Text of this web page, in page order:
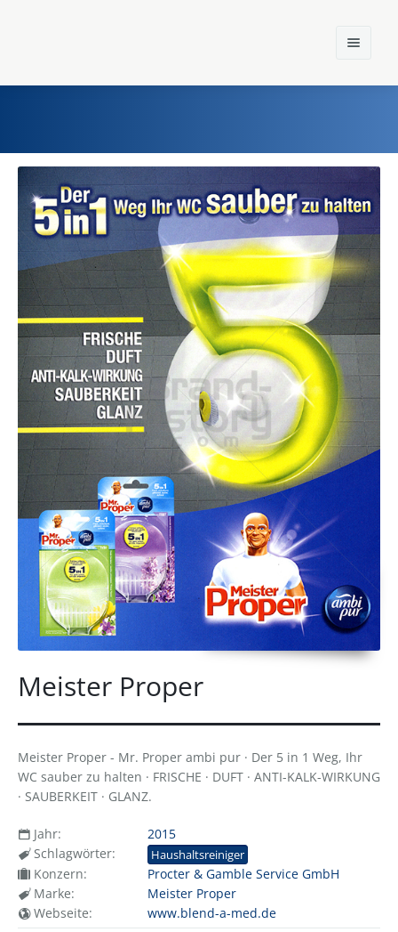
Home
Einst und Heute
Marken
Konzerne
Epoche
Meister Proper
Meister Proper - Mr. Proper ambi pur · Der 5 in 1 Weg, Ihr
WC sauber zu halten · FRISCHE · DUFT · ANTI-KALK-WIRKUNG
· SAUBERKEIT · GLANZ.
Jahr:
2015
Schlagwörter:
Haushaltsreiniger
Konzern:
Procter & Gamble Service GmbH
Marke:
Meister Proper
Webseite:
www.blend-a-med.de